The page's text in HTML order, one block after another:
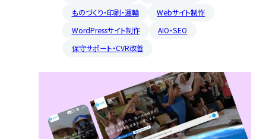
ものづくり・印刷・運輸
Webサイト制作
WordPressサイト制作
AIO・SEO
保守サポート・CVR改善